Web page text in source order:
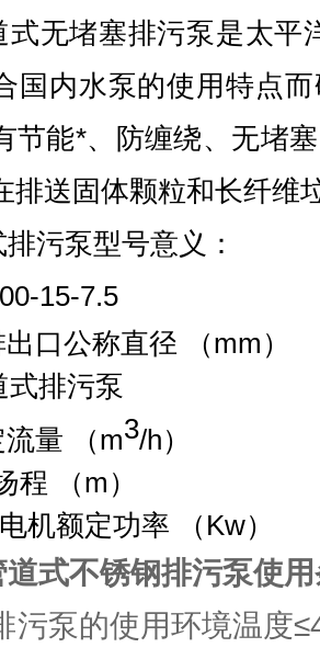
式无堵塞排污泵是太平
国内水泵的使用特点
节能*、防缠绕、无堵
排送固体颗粒和长纤维
污泵型号意义：
15-7.5
口公称直径 （mm）
式排污泵
量 （m3/h）
程 （m）
机额定功率 （Kw）
式不锈钢排污泵使
污泵的使用环境温度